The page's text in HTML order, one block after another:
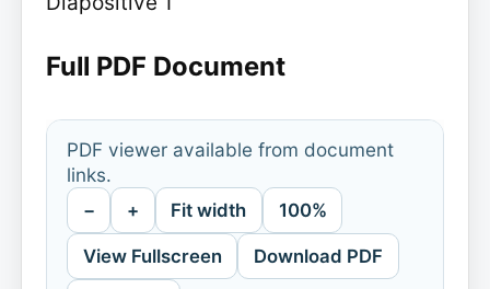
Full PDF Document
PDF viewer available from document
links.
− + Fit width 100%
View Fullscreen Download PDF